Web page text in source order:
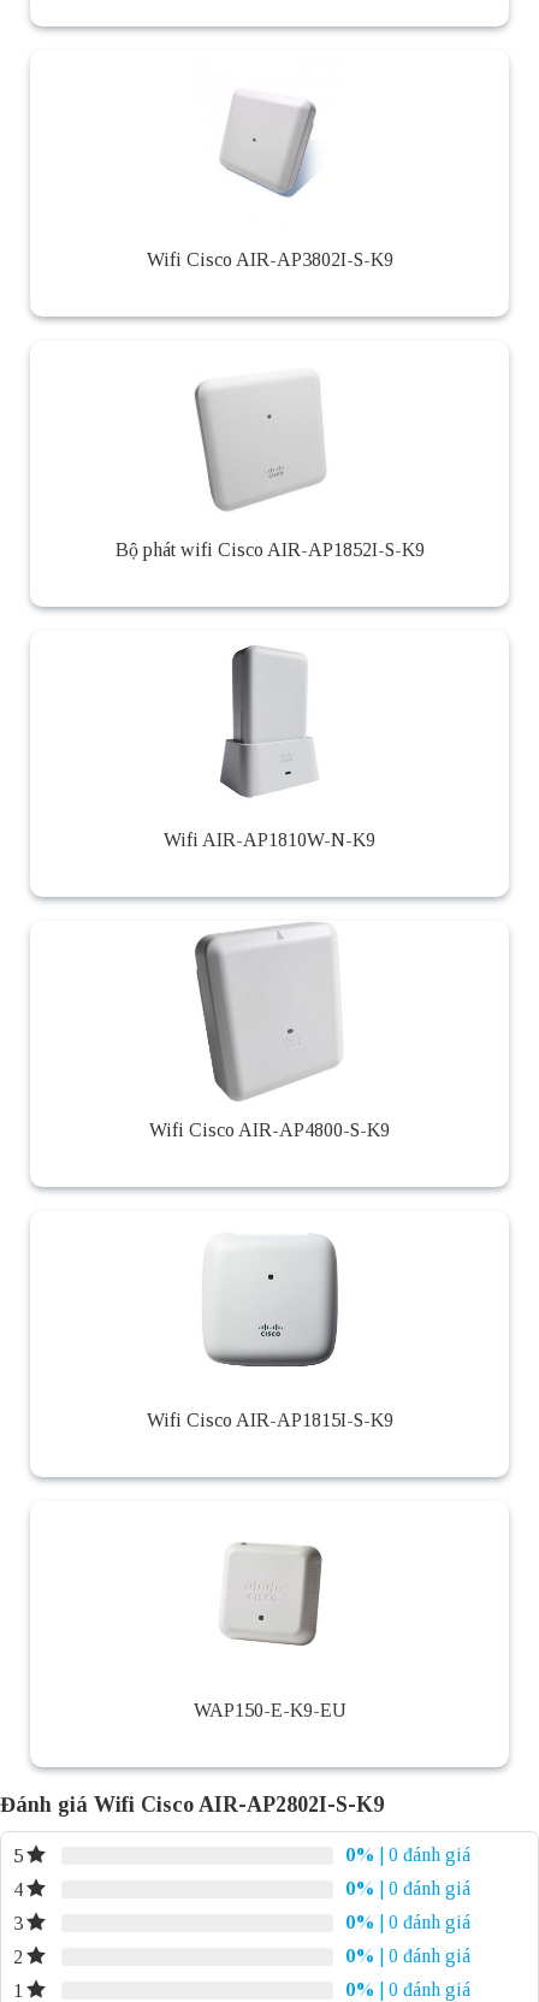
Wifi Cisco AIR-AP3802I-S-K9
Bộ phát wifi Cisco AIR-AP1852I-S-K9
Wifi AIR-AP1810W-N-K9
Wifi Cisco AIR-AP4800-S-K9
Wifi Cisco AIR-AP1815I-S-K9
WAP150-E-K9-EU
Đánh giá Wifi Cisco AIR-AP2802I-S-K9
5 0%
| 0 đánh giá
4
0%
| 0 đánh giá
3
0%
| 0 đánh giá
2
0%
| 0 đánh giá
1
0% | 0 đánh giá